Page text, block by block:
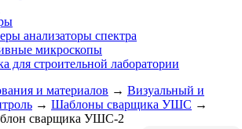
анализаторы спектра
микроскопы
для строительной лаборатории
и материалов → Визуальный и
→ Шаблоны сварщика УШС →
сварщика УШС-2